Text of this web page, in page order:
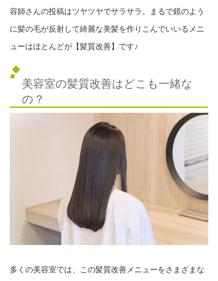
容師さんの投稿はツヤツヤでサラサラ。まるで鏡のよう
に髪の毛が反射して綺麗な美髪を作りこんでいいるメニ
ューはほとんどが【髪質改善】です♪
美容室の髪質改善はどこも一緒な
の？
多くの美容室では、この髪質改善メニューをさまざまな